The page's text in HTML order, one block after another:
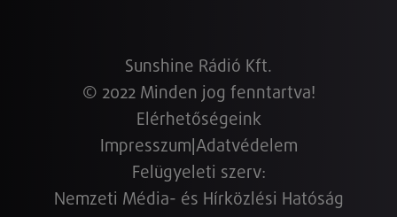
Sunshine Rádió Kft.
© 2022 Minden jog fenntartva!
Elérhetőségeink
Impresszum Adatvédelem
Felügyeleti szerv:
Nemzeti Média- és Hírközlési Hatóság